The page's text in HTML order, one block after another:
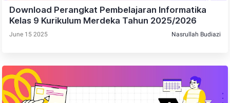
Download Perangkat Pembelajaran Informatika
Kelas 9 Kurikulum Merdeka Tahun 2025/2026
June 15 2025 Nasrullah Budiazi